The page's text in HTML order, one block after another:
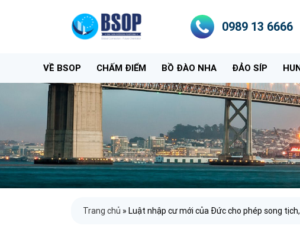
0989 13 6666
VỀ BSOP CHẤM ĐIỂM BỒ ĐÀO NHA ĐẢO SÍP
Trang chủ » Luật nhập cư mới của Đức cho phép song